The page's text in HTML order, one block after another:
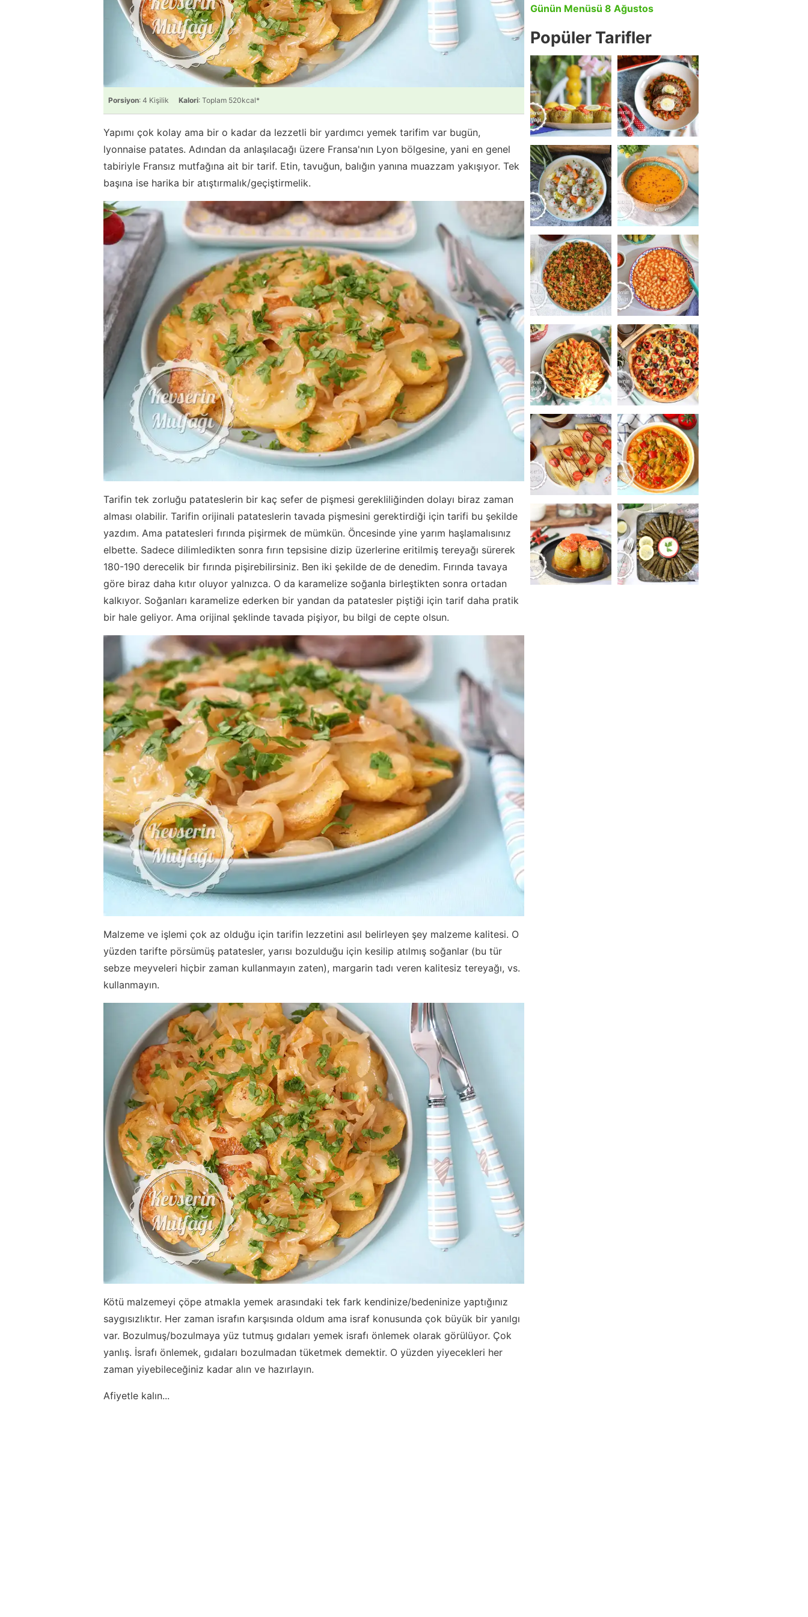
Porsiyon: 4 Kişilik Kalori: Toplam 520kcal*
Yapımı çok kolay ama bir o kadar da lezzetli bir yardımcı yemek tarifim var bugün,
lyonnaise patates. Adından da anlaşılacağı üzere Fransa'nın Lyon bölgesine, yani en genel
tabiriyle Fransız mutfağına ait bir tarif. Etin, tavuğun, balığın yanına muazzam yakışıyor. Tek
başına ise harika bir atıştırmalık/geçiştirmelik.
Tarifin tek zorluğu patateslerin bir kaç sefer de pişmesi gerekliliğinden dolayı biraz zaman
alması olabilir. Tarifin orijinali patateslerin tavada pişmesini gerektirdiği için tarifi bu şekilde
yazdım. Ama patatesleri fırında pişirmek de mümkün. Öncesinde yine yarım haşlamalısınız
elbette. Sadece dilimledikten sonra fırın tepsisine dizip üzerlerine eritilmiş tereyağı sürerek
180-190 derecelik bir fırında pişirebilirsiniz. Ben iki şekilde de de denedim. Fırında tavaya
göre biraz daha kıtır oluyor yalnızca. O da karamelize soğanla birleştikten sonra ortadan
kalkıyor. Soğanları karamelize ederken bir yandan da patatesler piştiği için tarif daha pratik
bir hale geliyor. Ama orijinal şeklinde tavada pişiyor, bu bilgi de cepte olsun.
Malzeme ve işlemi çok az olduğu için tarifin lezzetini asıl belirleyen şey malzeme kalitesi. O
yüzden tarifte pörsümüş patatesler, yarısı bozulduğu için kesilip atılmış soğanlar (bu tür
sebze meyveleri hiçbir zaman kullanmayın zaten), margarin tadı veren kalitesiz tereyağı, vs.
kullanmayın.
Kötü malzemeyi çöpe atmakla yemek arasındaki tek fark kendinize/bedeninize yaptığınız
saygısızlıktır. Her zaman israfın karşısında oldum ama israf konusunda çok büyük bir yanılgı
var. Bozulmuş/bozulmaya yüz tutmuş gıdaları yemek israfı önlemek olarak görülüyor. Çok
yanlış. İsrafı önlemek, gıdaları bozulmadan tüketmek demektir. O yüzden yiyecekleri her
zaman yiyebileceğiniz kadar alın ve hazırlayın.
Afiyetle kalın...
Günün Menüsü 8 Ağustos
Popüler Tarifler